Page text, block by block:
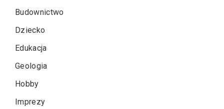
Budownictwo
Dziecko
Edukacja
Geologia
Hobby
Imprezy